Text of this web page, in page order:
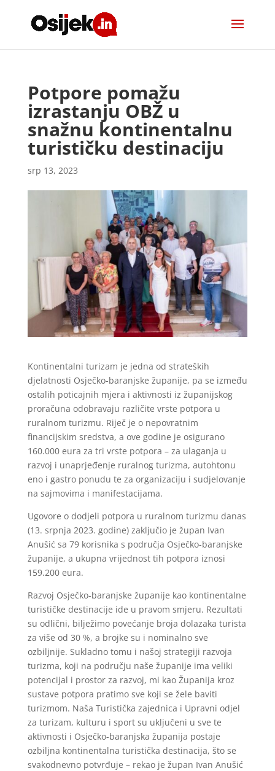
Potpore pomažu
izrastanju OBŽ u
snažnu kontinentalnu
turističku destinaciju
srp 13, 2023
Kontinentalni turizam je jedna od strateških
djelatnosti Osječko-baranjske županije, pa se između
ostalih poticajnih mjera i aktivnosti iz županijskog
proračuna odobravaju različite vrste potpora u
ruralnom turizmu. Riječ je o nepovratnim
financijskim sredstva, a ove godine je osigurano
160.000 eura za tri vrste potpora – za ulaganja u
razvoj i unaprjeđenje ruralnog turizma, autohtonu
eno i gastro ponudu te za organizaciju i sudjelovanje
na sajmovima i manifestacijama.
Ugovore o dodjeli potpora u ruralnom turizmu danas
(13. srpnja 2023. godine) zaključio je župan Ivan
Anušić sa 79 korisnika s područja Osječko-baranjske
županije, a ukupna vrijednost tih potpora iznosi
159.200 eura.
Razvoj Osječko-baranjske županije kao kontinentalne
turističke destinacije ide u pravom smjeru. Rezultati
su odlični, bilježimo povećanje broja dolazaka turista
za više od 30 %, a brojke su i nominalno sve
ozbiljnije. Sukladno tomu i našoj strategiji razvoja
turizma, koji na području naše županije ima veliki
potencijal i prostor za razvoj, mi kao Županija kroz
sustave potpora pratimo sve koji se žele baviti
turizmom. Naša Turistička zajednica i Upravni odjel
za turizam, kulturu i sport su uključeni u sve te
aktivnosti i Osječko-baranjska županija postaje
ozbiljna kontinentalna turistička destinacija, što se
svakodnevno potvrđuje – rekao je župan Ivan Anušić